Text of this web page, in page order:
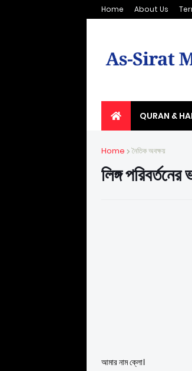
Home About Us
QURAN &
Home নৈতিক অবক্ষয়
লিঙ্গ
আমার নাম ক্লো।